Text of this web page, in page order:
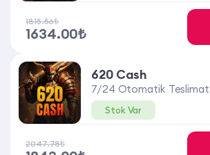
1815.56₺
1634.00₺
620 Cash
7/24 Otomatik Teslimat
Stok Var
2047.78₺